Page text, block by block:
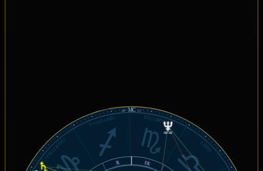
28°MC53'
LIBRA
ESCORPIÓN
SAGITARIO
CAPRICORNIO X IX
08°36'